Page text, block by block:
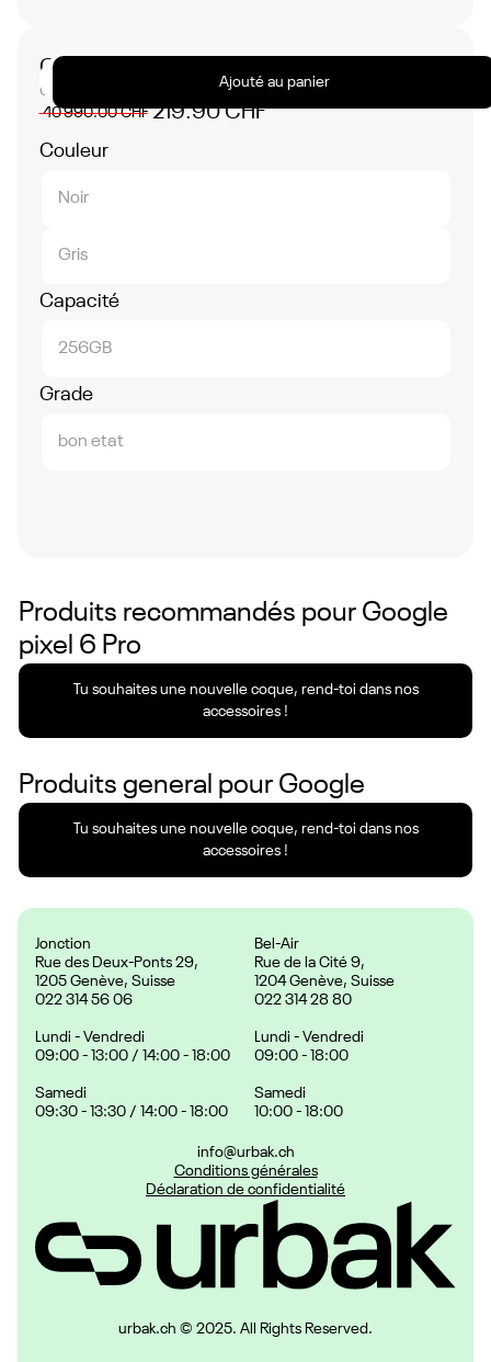
Google pixel 6 Pro
Google
40 990.00 CHF219.90 CHF
Couleur
Noir
Gris
Capacité
256GB
Grade
bon etat
Ajouté au panier
Produits recommandés pour Google
pixel 6 Pro
Tu souhaites une nouvelle coque, rend-toi dans nos
accessoires !
Produits general pour Google
Tu souhaites une nouvelle coque, rend-toi dans nos
accessoires !
Jonction
Rue des Deux-Ponts 29,
1205 Genève, Suisse
022 314 56 06
Lundi - Vendredi
09:00 - 13:00 / 14:00 - 18:00
Samedi
09:30 - 13:30 / 14:00 - 18:00
Bel-Air
Rue de la Cité 9,
1204 Genève, Suisse
022 314 28 80
Lundi - Vendredi
09:00 - 18:00
Samedi
10:00 - 18:00
info@urbak.ch
Conditions générales
Déclaration de confidentialité
urbak.ch © 2025. All Rights Reserved.